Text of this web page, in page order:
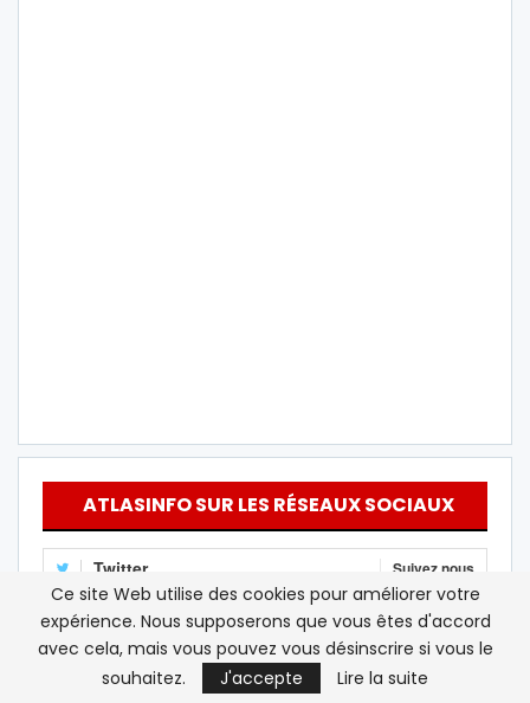
ATLASINFO SUR LES RÉSEAUX SOCIAUX
Twitter Suivez nous
Youtube S'abonner
Instagram
Ce site Web utilise des cookies pour améliorer votre
expérience. Nous supposerons que vous êtes d'accord
avec cela, mais vous pouvez vous désinscrire si vous le
souhaitez.
J'accepte Lire la suite